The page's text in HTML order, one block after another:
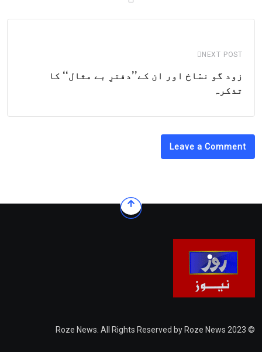
NEXT POST
زود گو نسّاخ اور ان کے’’دفترِ بے مثال‘‘ کا
تذکرہ
Leave a Comment
© 2023 Roze News. All Rights Reserved by Roze News